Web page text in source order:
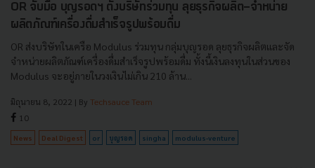
OR จับมือ บุญรอดฯ ตั้งบริษัทร่วมทุน ลุยธุรกิจผลิต-จำหน่าย
ผลิตภัณฑ์เครื่องดื่มสำเร็จรูปพร้อมดื่ม
OR ส่งบริษัทในเครือ Modulus ร่วมทุน กลุ่มบุญรอด ลุยธุรกิจผลิตและจัด
จำหน่ายผลิตภัณฑ์เครื่องดื่มสำเร็จรูปพร้อมดื่ม ทั้งนี้เงินลงทุนในส่วนของ
Modulus จะอยู่ภายในวงเงินไม่เกิน 210 ล้าน...
มิถุนายน 8, 2022 | By Techsauce Team
10
News Deal Digest or บุญรอด singha modulus-venture